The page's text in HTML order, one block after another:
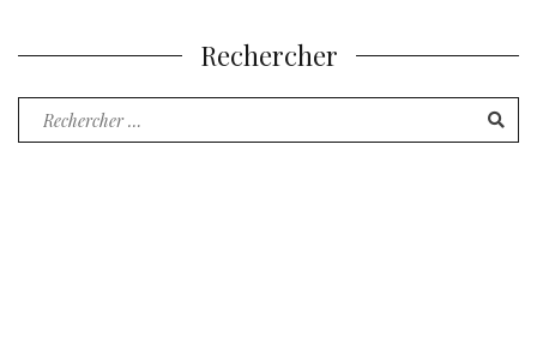
Rechercher
Recherche